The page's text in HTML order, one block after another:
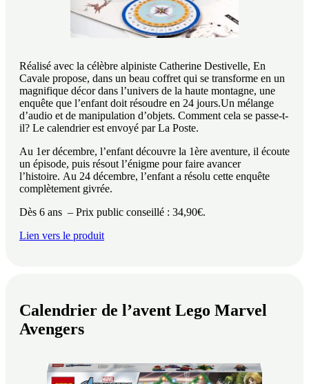
Réalisé avec la célèbre alpiniste Catherine Destivelle, En
Cavale propose, dans un beau coffret qui se transforme en un
magnifique décor dans l’univers de la haute montagne, une
enquête que l’enfant doit résoudre en 24 jours.Un mélange
d’audio et de manipulation d’objets. Comment cela se passe-t-
il? Le calendrier est envoyé par La Poste.
Au 1er décembre, l’enfant découvre la 1ère aventure, il écoute
un épisode, puis résout l’énigme pour faire avancer
l’histoire. Au 24 décembre, l’enfant a résolu cette enquête
complètement givrée.
Dès 6 ans – Prix public conseillé : 34,90€.
Lien vers le produit
Calendrier de l’avent Lego Marvel
Avengers